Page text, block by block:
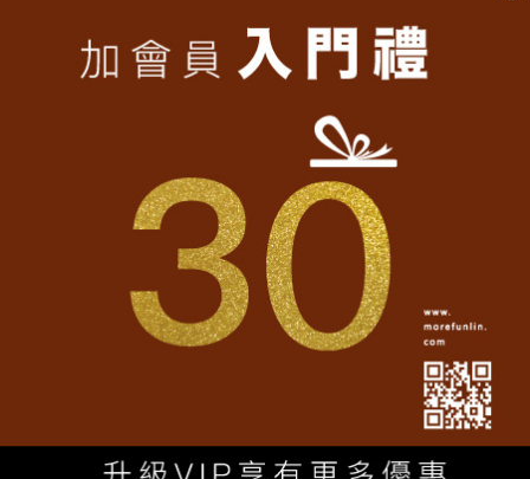
【商品組合、產地、材質】
商品組合：屏東/彩遊 3.2CM胸章
• 印工：霧面多色印刷
了解更多